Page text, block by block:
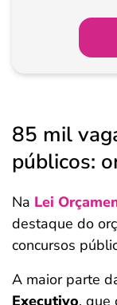
85 mil
públicos:
Na Lei
destaque do
concursos
A maior parte
Executivo, que